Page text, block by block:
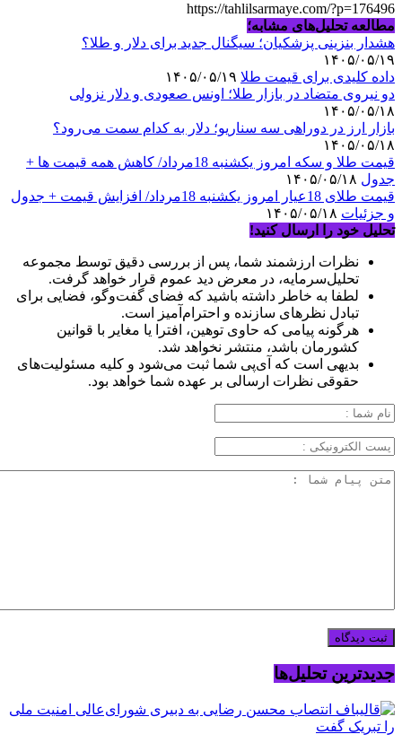
https://tahlilsarmaye.com/?p=176496
مطالعه تحلیل‌های مشابه؛
هشدار بنزینی پزشکیان؛ سیگنال جدید برای دلار و طلا؟
۱۴۰۵/۰۵/۱۹
داده کلیدی برای قیمت طلا
دو نیروی متضاد در بازار طلا؛ اونس صعودی و دلار نزولی
۱۴۰۵/۰۵/۱۸
بازار ارز در دوراهی سه سناریو؛ دلار به کدام سمت می‌رود؟
۱۴۰۵/۰۵/۱۸
قیمت طلا و سکه امروز یکشنبه 18مرداد/ کاهش همه قیمت ها +
جدول
قیمت طلای 18عیار امروز یکشنبه 18مرداد/ افزایش قیمت + جدول
و جزئیات
تحلیل خود را ارسال کنید!
نظرات ارزشمند شما، پس از بررسی دقیق توسط مجموعه
تحلیل‌سرمایه، در معرض دید عموم قرار خواهد گرفت.
لطفا به خاطر داشته باشید که فضای گفت‌وگو، فضایی برای
تبادل نظرهای سازنده و احترام‌آمیز است.
هرگونه پیامی که حاوی توهین، افترا یا مغایر با قوانین
کشورمان باشد، منتشر نخواهد شد.
بدیهی است که آی‌پی شما ثبت می‌شود و کلیه مسئولیت‌های
حقوقی نظرات ارسالی بر عهده شما خواهد بود.
جدیدترین تحلیل‌ها